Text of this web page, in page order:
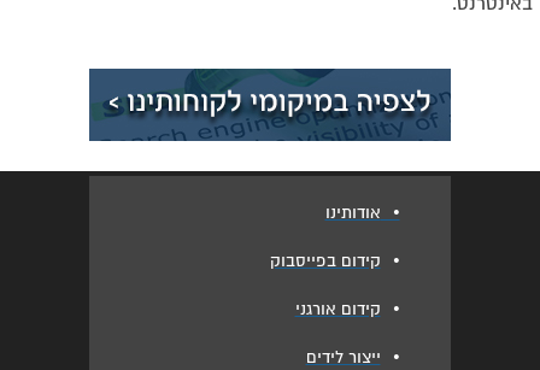
• אודותינו
• קידום בפייסבוק
• קידום אורגני
• ייצור לידים